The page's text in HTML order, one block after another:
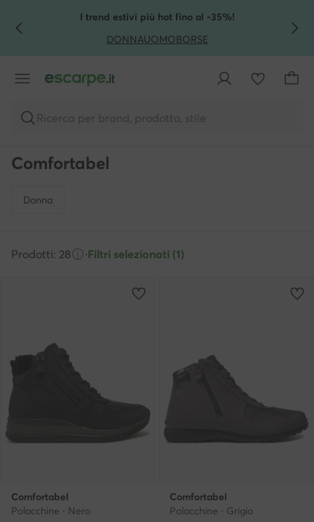
VAI AL CONTENUTO PRINCIPALE
VAI ALLA RICERCAI trend estivi più hot fino al -35%!
DONNAUOMOBORSE
Ricerca per brand, prodotto, stile
Comfortabel
Donna
Prodotti: 28 ·Filtri selezionati (1)
Comfortabel
Polacchine · Nero
Comfortabel
Polacchine · Grigio